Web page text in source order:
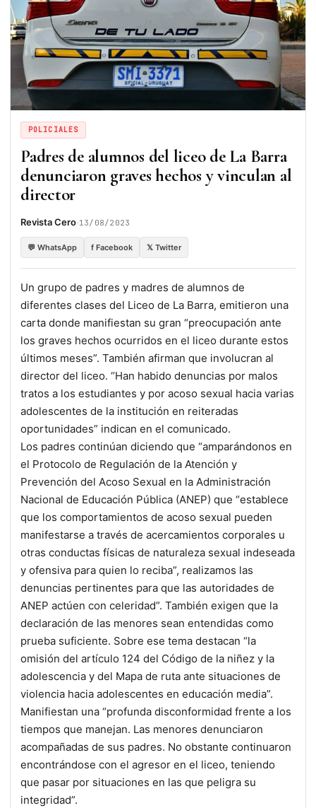
POLICIALES
Padres de alumnos del liceo de La Barra
denunciaron graves hechos y vinculan al
director
Revista Cero·13/08/2023
💬 WhatsApp f Facebook 𝕏 Twitter
Un grupo de padres y madres de alumnos de
diferentes clases del Liceo de La Barra, emitieron una
carta donde manifiestan su gran “preocupación ante
los graves hechos ocurridos en el liceo durante estos
últimos meses”. También afirman que involucran al
director del liceo. “Han habido denuncias por malos
tratos a los estudiantes y por acoso sexual hacia varias
adolescentes de la institución en reiteradas
oportunidades” indican en el comunicado.
Los padres continúan diciendo que “amparándonos en
el Protocolo de Regulación de la Atención y
Prevención del Acoso Sexual en la Administración
Nacional de Educación Pública (ANEP) que “establece
que los comportamientos de acoso sexual pueden
manifestarse a través de acercamientos corporales u
otras conductas físicas de naturaleza sexual indeseada
y ofensiva para quien lo reciba”, realizamos las
denuncias pertinentes para que las autoridades de
ANEP actúen con celeridad”. También exigen que la
declaración de las menores sean entendidas como
prueba suficiente. Sobre ese tema destacan “la
omisión del artículo 124 del Código de la niñez y la
adolescencia y del Mapa de ruta ante situaciones de
violencia hacia adolescentes en educación media”.
Manifiestan una “profunda disconformidad frente a los
tiempos que manejan. Las menores denunciaron
acompañadas de sus padres. No obstante continuaron
encontrándose con el agresor en el liceo, teniendo
que pasar por situaciones en las que peligra su
integridad”.